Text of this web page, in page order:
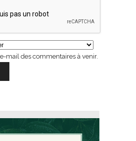
mail des commentaires à venir.